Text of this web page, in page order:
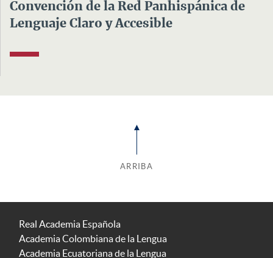
Convención de la Red Panhispánica de
Lenguaje Claro y Accesible
ARRIBA
Real Academia Española
Academia Colombiana de la Lengua
Academia Ecuatoriana de la Lengua